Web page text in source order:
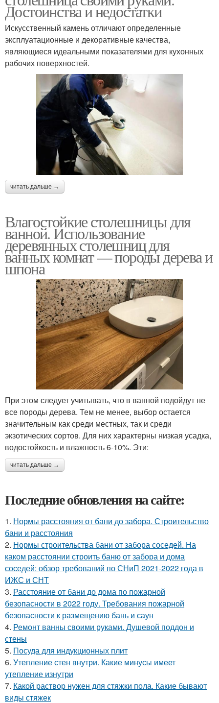
Достоинства и недостатки
Искусственный камень отличают определенные
эксплуатационные и декоративные качества,
являющиеся идеальными показателями для кухонных
рабочих поверхностей.
читать дальше →
Влагостойкие столешницы для
ванной. Использование
деревянных столешниц для
ванных комнат — породы дерева и
шпона
При этом следует учитывать, что в ванной подойдут не
все породы дерева. Тем не менее, выбор остается
значительным как среди местных, так и среди
экзотических сортов. Для них характерны низкая усадка,
водостойкость и влажность 6-10%. Эти:
читать дальше →
Последние обновления на сайте:
1. Нормы расстояния от бани до забора. Строительство
бани и расстояния
2. Нормы строительства бани от забора соседей. На
каком расстоянии строить баню от забора и дома
соседей: обзор требований по СНиП 2021-2022 года в
ИЖС и СНТ
3. Расстояние от бани до дома по пожарной
безопасности в 2022 году. Требования пожарной
безопасности к размещению бань и саун
4. Ремонт ванны своими руками. Душевой поддон и
стены
5. Посуда для индукционных плит
6. Утепление стен внутри. Какие минусы имеет
утепление изнутри
7. Какой раствор нужен для стяжки пола. Какие бывают
виды стяжек